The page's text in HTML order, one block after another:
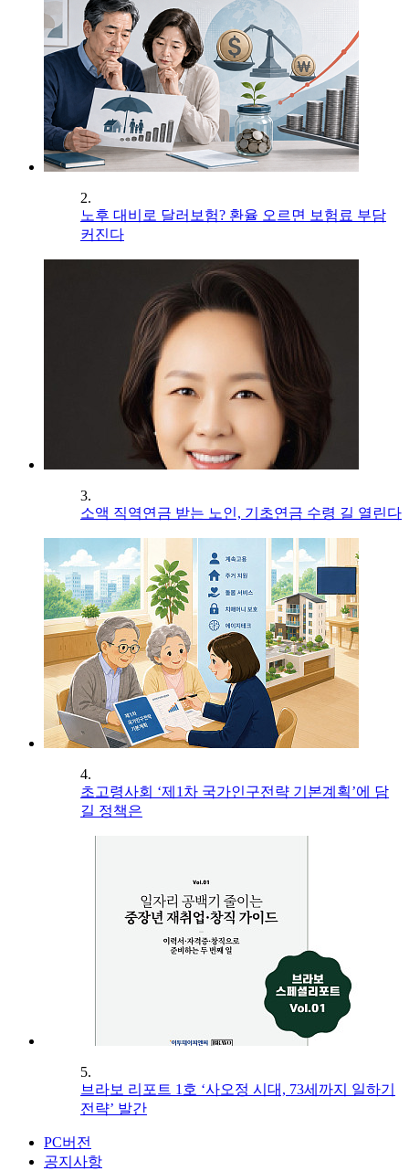
2.
노후 대비로 달러보험? 환율 오르면 보험료 부담
커진다
3.
소액 직역연금 받는 노인, 기초연금 수령 길 열린다
4.
초고령사회 ‘제1차 국가인구전략 기본계획’에 담
길 정책은
5.
브라보 리포트 1호 ‘사오정 시대, 73세까지 일하기
전략’ 발간
PC버전
공지사항